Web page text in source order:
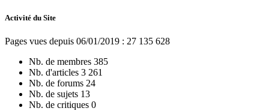
Activité du Site
Pages vues depuis 06/01/2019 : 27 135 628
Nb. de membres 385
Nb. d'articles 3 261
Nb. de forums 24
Nb. de sujets 13
Nb. de critiques 0